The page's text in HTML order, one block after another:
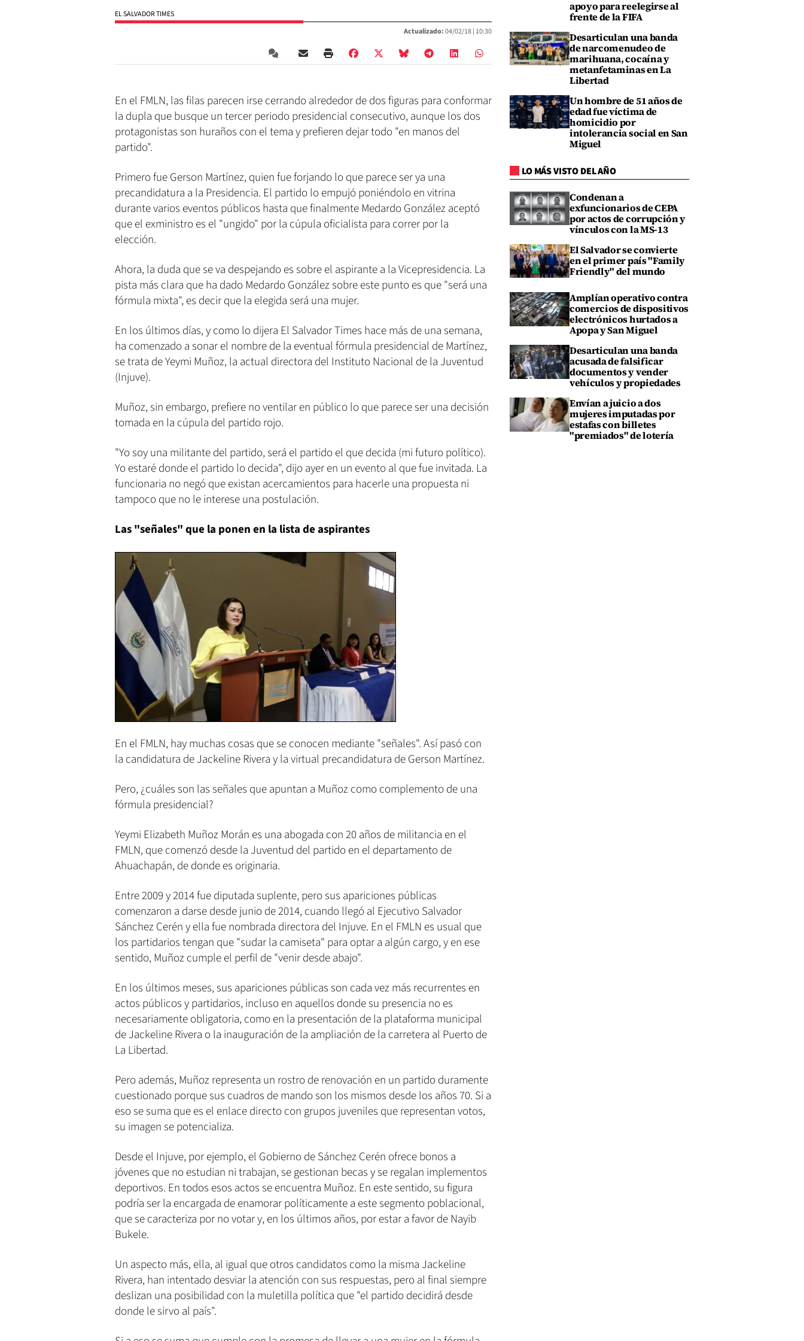
EL SALVADOR TIMES
Actualizado:04/02/18 | 10:30
En el FMLN, las filas parecen irse cerrando alrededor de dos figuras para conformar
la dupla que busque un tercer periodo presidencial consecutivo, aunque los dos
protagonistas son huraños con el tema y prefieren dejar todo "en manos del
partido".
Primero fue Gerson Martínez, quien fue forjando lo que parece ser ya una
precandidatura a la Presidencia. El partido lo empujó poniéndolo en vitrina
durante varios eventos públicos hasta que finalmente Medardo González aceptó
que el exministro es el "ungido" por la cúpula oficialista para correr por la
elección.
Ahora, la duda que se va despejando es sobre el aspirante a la Vicepresidencia. La
pista más clara que ha dado Medardo González sobre este punto es que "será una
fórmula mixta", es decir que la elegida será una mujer.
En los últimos días, y como lo dijera El Salvador Times hace más de una semana,
ha comenzado a sonar el nombre de la eventual fórmula presidencial de Martínez,
se trata de Yeymi Muñoz, la actual directora del Instituto Nacional de la Juventud
(Injuve).
Muñoz, sin embargo, prefiere no ventilar en público lo que parece ser una decisión
tomada en la cúpula del partido rojo.
"Yo soy una militante del partido, será el partido el que decida (mi futuro político).
Yo estaré donde el partido lo decida", dijo ayer en un evento al que fue invitada. La
funcionaria no negó que existan acercamientos para hacerle una propuesta ni
tampoco que no le interese una postulación.
Las "señales" que la ponen en la lista de aspirantes
En el FMLN, hay muchas cosas que se conocen mediante "señales". Así pasó con
la candidatura de Jackeline Rivera y la virtual precandidatura de Gerson Martínez.
Pero, ¿cuáles son las señales que apuntan a Muñoz como complemento de una
fórmula presidencial?
Yeymi Elizabeth Muñoz Morán es una abogada con 20 años de militancia en el
FMLN, que comenzó desde la Juventud del partido en el departamento de
Ahuachapán, de donde es originaria.
Entre 2009 y 2014 fue diputada suplente, pero sus apariciones públicas
comenzaron a darse desde junio de 2014, cuando llegó al Ejecutivo Salvador
Sánchez Cerén y ella fue nombrada directora del Injuve. En el FMLN es usual que
los partidarios tengan que "sudar la camiseta" para optar a algún cargo, y en ese
sentido, Muñoz cumple el perfil de "venir desde abajo".
En los últimos meses, sus apariciones públicas son cada vez más recurrentes en
actos públicos y partidarios, incluso en aquellos donde su presencia no es
necesariamente obligatoria, como en la presentación de la plataforma municipal
de Jackeline Rivera o la inauguración de la ampliación de la carretera al Puerto de
La Libertad.
Pero además, Muñoz representa un rostro de renovación en un partido duramente
cuestionado porque sus cuadros de mando son los mismos desde los años 70. Si a
eso se suma que es el enlace directo con grupos juveniles que representan votos,
su imagen se potencializa.
Desde el Injuve, por ejemplo, el Gobierno de Sánchez Cerén ofrece bonos a
jóvenes que no estudian ni trabajan, se gestionan becas y se regalan implementos
deportivos. En todos esos actos se encuentra Muñoz. En este sentido, su figura
podría ser la encargada de enamorar políticamente a este segmento poblacional,
que se caracteriza por no votar y, en los últimos años, por estar a favor de Nayib
Bukele.
Un aspecto más, ella, al igual que otros candidatos como la misma Jackeline
Rivera, han intentado desviar la atención con sus respuestas, pero al final siempre
deslizan una posibilidad con la muletilla política que "el partido decidirá desde
donde le sirvo al país".
apoyo para reelegirse al
frente de la FIFA
Desarticulan una banda
de narcomenudeo de
marihuana, cocaína y
metanfetaminas en La
Libertad
Un hombre de 51 años de
edad fue víctima de
homicidio por
intolerancia social en San
Miguel
LO MÁS VISTO DEL AÑO
Condenan a
exfuncionarios de CEPA
por actos de corrupción y
vínculos con la MS-13
El Salvador se convierte
en el primer país "Family
Friendly" del mundo
Amplían operativo contra
comercios de dispositivos
electrónicos hurtados a
Apopa y San Miguel
Desarticulan una banda
acusada de falsificar
documentos y vender
vehículos y propiedades
Envían a juicio a dos
mujeres imputadas por
estafas con billetes
"premiados" de lotería